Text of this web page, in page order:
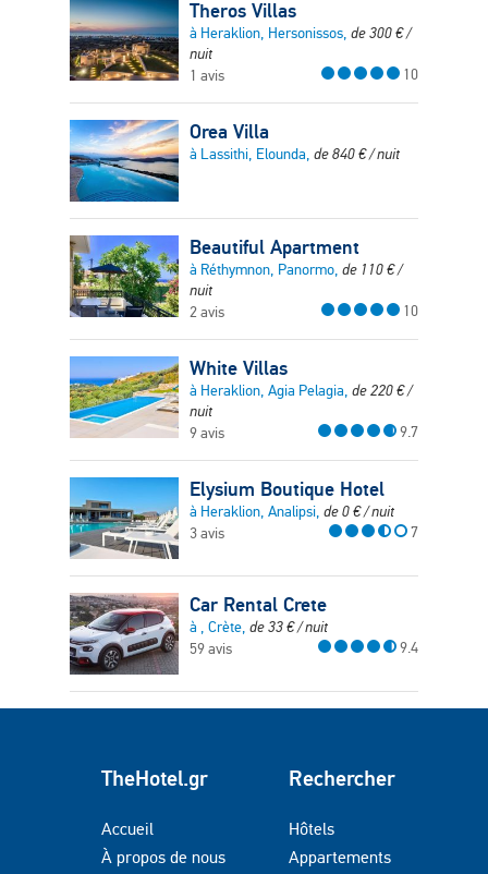
Theros Villas
à Heraklion, Hersonissos, de300€/
nuit
1 avis
10
Orea Villa
à Lassithi, Elounda, de840€/ nuit
Beautiful Apartment
à Réthymnon, Panormo, de 110€/
nuit
2 avis
10
White Villas
à Heraklion, Agia Pelagia, de220€/
nuit
9 avis
9.7
Elysium Boutique Hotel
à Heraklion, Analipsi, de0€/ nuit
3 avis
7
Car Rental Crete
à , Crète, de33€/ nuit
59 avis
9.4
TheHotel.gr
Accueil
À propos de nous
Rechercher
Hôtels
Appartements